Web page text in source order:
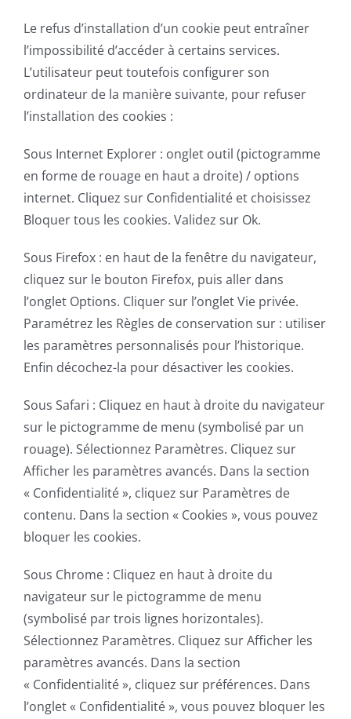
Le refus d’installation d’un cookie peut entraîner
l’impossibilité d’accéder à certains services.
L’utilisateur peut toutefois configurer son
ordinateur de la manière suivante, pour refuser
l’installation des cookies :
Sous Internet Explorer : onglet outil (pictogramme
en forme de rouage en haut a droite) / options
internet. Cliquez sur Confidentialité et choisissez
Bloquer tous les cookies. Validez sur Ok.
Sous Firefox : en haut de la fenêtre du navigateur,
cliquez sur le bouton Firefox, puis aller dans
l’onglet Options. Cliquer sur l’onglet Vie privée.
Paramétrez les Règles de conservation sur : utiliser
les paramètres personnalisés pour l’historique.
Enfin décochez-la pour désactiver les cookies.
Sous Safari : Cliquez en haut à droite du navigateur
sur le pictogramme de menu (symbolisé par un
rouage). Sélectionnez Paramètres. Cliquez sur
Afficher les paramètres avancés. Dans la section
« Confidentialité », cliquez sur Paramètres de
contenu. Dans la section « Cookies », vous pouvez
bloquer les cookies.
Sous Chrome : Cliquez en haut à droite du
navigateur sur le pictogramme de menu
(symbolisé par trois lignes horizontales).
Sélectionnez Paramètres. Cliquez sur Afficher les
paramètres avancés. Dans la section
« Confidentialité », cliquez sur préférences. Dans
l’onglet « Confidentialité », vous pouvez bloquer les